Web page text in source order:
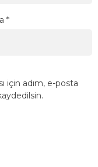
*
için adım, e-posta